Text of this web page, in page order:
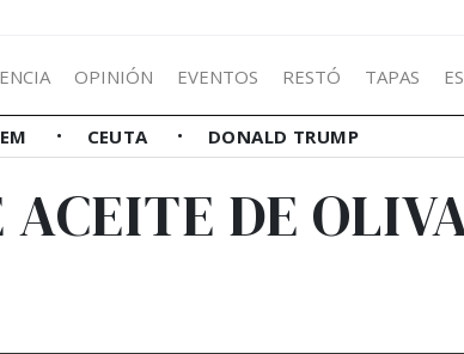
OPINIÓN EVENTOS RESTÓ TAPAS
CEUTA DONALD TRUMP
DE